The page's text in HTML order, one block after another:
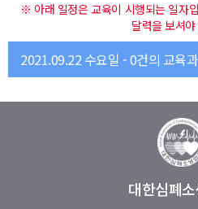
※ 아래 일정은 교육이 시행되는 일자
달력을 보셔
2021.09.22 수요일 - 0건의 교육
대한심폐